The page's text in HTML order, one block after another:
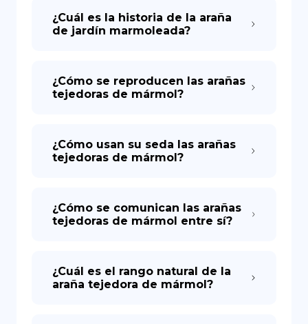
¿Cuál es la historia de la araña
de jardín marmoleada?
¿Cómo se reproducen las arañas
tejedoras de mármol?
¿Cómo usan su seda las arañas
tejedoras de mármol?
¿Cómo se comunican las arañas
tejedoras de mármol entre sí?
¿Cuál es el rango natural de la
araña tejedora de mármol?